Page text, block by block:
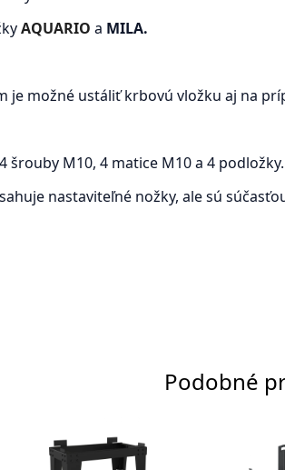
AQUARIO a MILA.
je možné ustáliť krbovú vložku aj na
šrouby M10, 4 matice M10 a 4 podložky.
nastaviteľné nožky, ale sú
Podobné